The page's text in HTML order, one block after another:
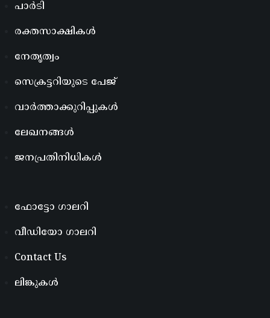
പാർടി
രക്തസാക്ഷികൾ
നേതൃത്വം
സെക്രട്ടറിയുടെ പേജ്
വാർത്താക്കുറിപ്പുകൾ
ലേഖനങ്ങൾ
ജനപ്രതിനിധികൾ
ഫോട്ടോ ഗാലറി
വീഡിയോ ഗാലറി
Contact Us
ലിങ്കുകൾ